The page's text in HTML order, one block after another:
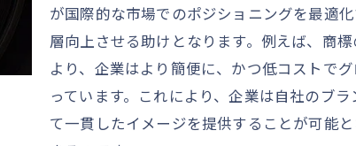
競争力を左右する商標の国際的視点
標の国際的視点と企業競争力の関係性
際市場での商標戦略構築の鍵
商標の国際的展開が企業に与える影響
グローバル視点での商標権の管理方法
が国際的な市場でのポジショニングを最適
層向上させる助けとなります。例えば、商
より、企業はより簡便に、かつ低コストで
っています。これにより、企業は自社のブ
て一貫したイメージを提供することが可能